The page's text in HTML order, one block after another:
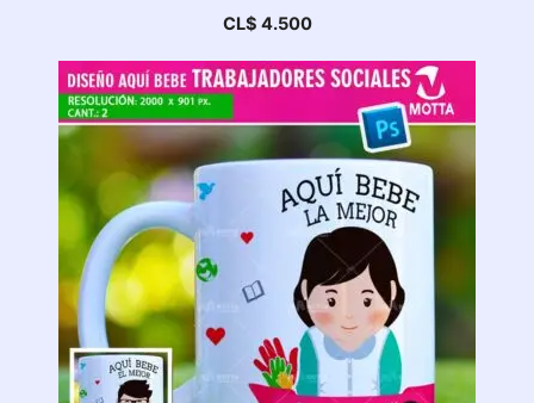
CL$ 4.500